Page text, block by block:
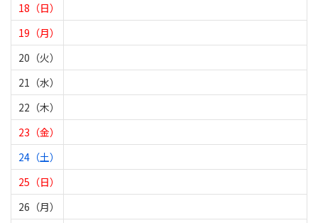
18（日）
19（月）
20（火）
21（水）
22（木）
23（金）
24（土）
25（日）
26（月）